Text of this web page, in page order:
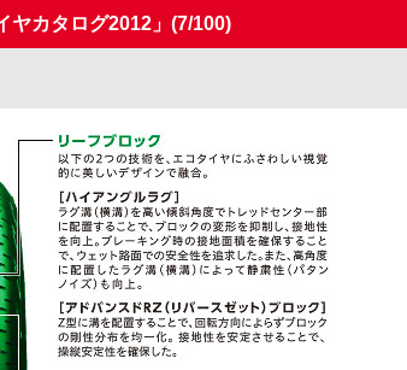
カタログ2012」 (7/100)